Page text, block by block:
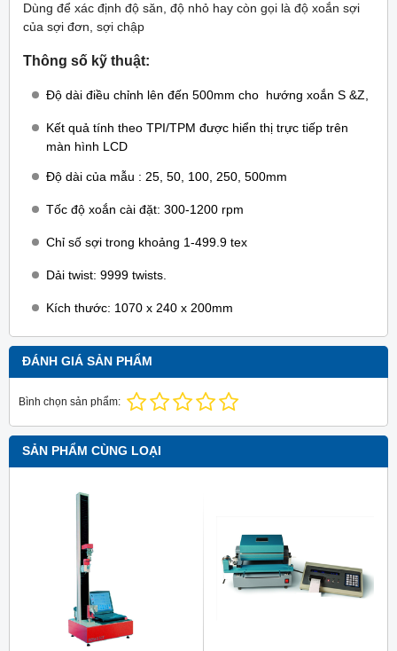
Dùng để xác định độ săn, độ nhỏ hay còn gọi là độ xoắn sợi
của sợi đơn, sợi chập
Thông số kỹ thuật:
Độ dài điều chỉnh lên đến 500mm cho hướng xoắn S &Z,
Kết quả tính theo TPI/TPM được hiển thị trực tiếp trên
màn hình LCD
Độ dài của mẫu : 25, 50, 100, 250, 500mm
Tốc độ xoắn cài đặt: 300-1200 rpm
Chỉ số sợi trong khoảng 1-499.9 tex
Dải twist: 9999 twists.
Kích thước: 1070 x 240 x 200mm
ĐÁNH GIÁ SẢN PHẨM
Bình chọn sản phẩm:
SẢN PHẨM CÙNG LOẠI